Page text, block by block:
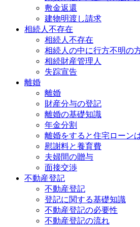
敷金返還
建物明渡し請求
相続人不存在
相続人不存在
相続人の中に行方不明の
相続財産管理人
失踪宣告
離婚
離婚
財産分与の登記
離婚の基礎知識
年金分割
離婚をすると住宅ローン
慰謝料と養育費
夫婦間の贈与
面接交渉
不動産登記
不動産登記
登記に関する基礎知識
不動産登記の必要性
不動産登記の流れ